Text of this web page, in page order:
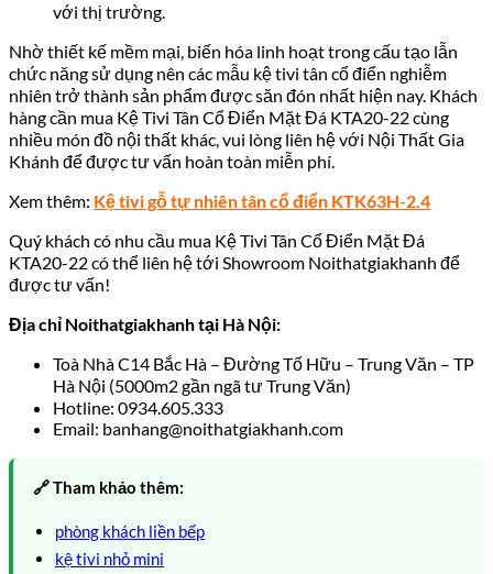
với thị trường.
Nhờ thiết kế mềm mại, biến hóa linh hoạt trong cấu tạo lẫn
chức năng sử dụng nên các mẫu kệ tivi tân cổ điển nghiễm
nhiên trở thành sản phẩm được săn đón nhất hiện nay. Khách
hàng cần mua Kệ Tivi Tân Cổ Điển Mặt Đá KTA20-22 cùng
nhiều món đồ nội thất khác, vui lòng liên hệ với Nội Thất Gia
Khánh để được tư vấn hoàn toàn miễn phí.
Xem thêm: Kệ tivi gỗ tự nhiên tân cổ điển KTK63H-2.4
Quý khách có nhu cầu mua Kệ Tivi Tân Cổ Điển Mặt Đá
KTA20-22có thể liên hệ tới Showroom Noithatgiakhanh để
được tư vấn!
Địa chỉ Noithatgiakhanh tại Hà Nội:
Toà Nhà C14 Bắc Hà – Đường Tố Hữu – Trung Văn – TP
Hà Nội (5000m2 gần ngã tư Trung Văn)
Hotline: 0934.605.333
Email: banhang@noithatgiakhanh.com
🔗 Tham khảo thêm:
phòng khách liền bếp
kệ tivi nhỏ mini